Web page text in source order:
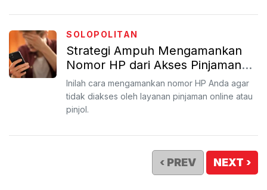
SOLOPOLITAN
Strategi Ampuh Mengamankan
Nomor HP dari Akses Pinjaman
Online
Inilah cara mengamankan nomor HP Anda agar
tidak diakses oleh layanan pinjaman online atau
pinjol.
‹ PREV NEXT ›